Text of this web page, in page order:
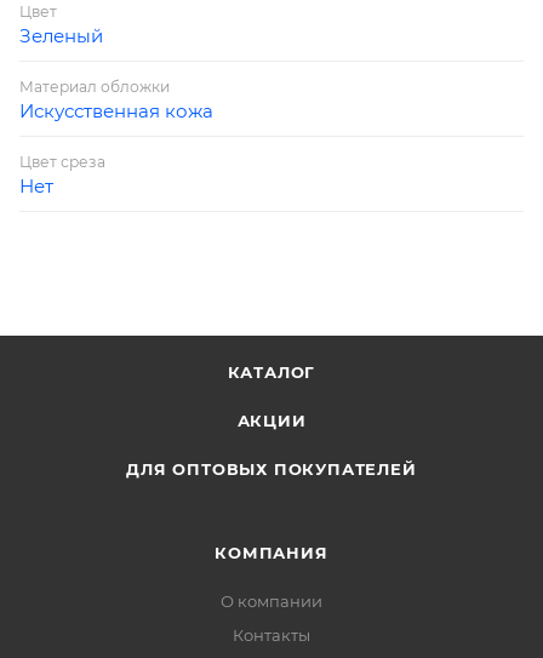
Цвет
Зеленый
Материал обложки
Искусственная кожа
Цвет среза
Нет
КАТАЛОГ
АКЦИИ
ДЛЯ ОПТОВЫХ ПОКУПАТЕЛЕЙ
КОМПАНИЯ
О компании
Контакты